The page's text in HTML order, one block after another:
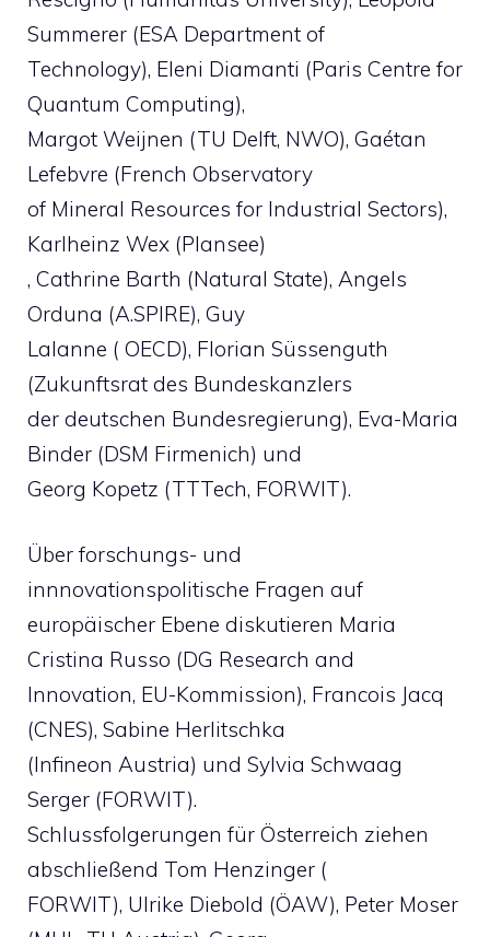
Summerer (ESA Department of
Technology), Eleni Diamanti (Paris Centre for
Quantum Computing),
Margot Weijnen (TU Delft, NWO), Gaétan
Lefebvre (French Observatory
of Mineral Resources for Industrial Sectors),
Karlheinz Wex (Plansee)
, Cathrine Barth (Natural State), Angels
Orduna (A.SPIRE), Guy
Lalanne ( OECD), Florian Süssenguth
(Zukunftsrat des Bundeskanzlers
der deutschen Bundesregierung), Eva-Maria
Binder (DSM Firmenich) und
Georg Kopetz (TTTech, FORWIT).
Über forschungs- und
innnovationspolitische Fragen auf
europäischer Ebene diskutieren Maria
Cristina Russo (DG Research and
Innovation, EU-Kommission), Francois Jacq
(CNES), Sabine Herlitschka
(Infineon Austria) und Sylvia Schwaag
Serger (FORWIT).
Schlussfolgerungen für Österreich ziehen
abschließend Tom Henzinger (
FORWIT), Ulrike Diebold (ÖAW), Peter Moser